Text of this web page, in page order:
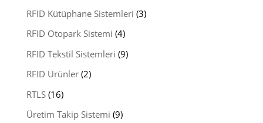
RFID Kütüphane Sistemleri (3)
RFID Otopark Sistemi (4)
RFID Tekstil Sistemleri (9)
RFID Ürünler(2)
RTLS(16)
Üretim Takip Sistemi (9)